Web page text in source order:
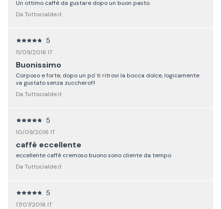
Un ottimo caffè da gustare dopo un buon pasto.
Da Tuttocialde.it
5
11/09/2016 IT
Buonissimo
Corposo e forte, dopo un po' ti ritrovi la bocca dolce, logicamente
va gustato senza zucchero!!!
Da Tuttocialde.it
5
10/09/2016 IT
caffè eccellente
eccellente caffè cremoso buono sono cliente da tempo
Da Tuttocialde.it
5
17/07/2016 IT